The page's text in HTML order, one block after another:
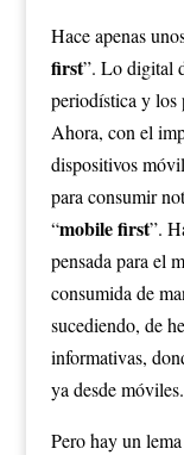
Hace apenas
first”. Lo digital
periodística y los
Ahora, con el
dispositivos
para consumir
“mobile first”.
pensada para el
consumida de
sucediendo, de
informativas,
ya desde móviles.
Pero hay un